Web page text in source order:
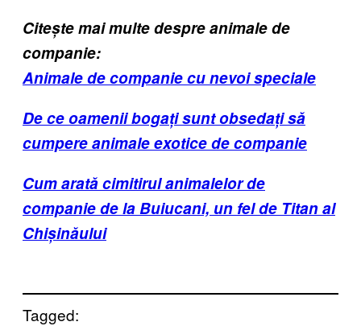
Citește mai multe despre animale de
companie:
Animale de companie cu nevoi speciale
De ce oamenii bogați sunt obsedați să
cumpere animale exotice de companie
Cum arată cimitirul animalelor de
companie de la Buiucani, un fel de Titan al
Chișinăului
Tagged: